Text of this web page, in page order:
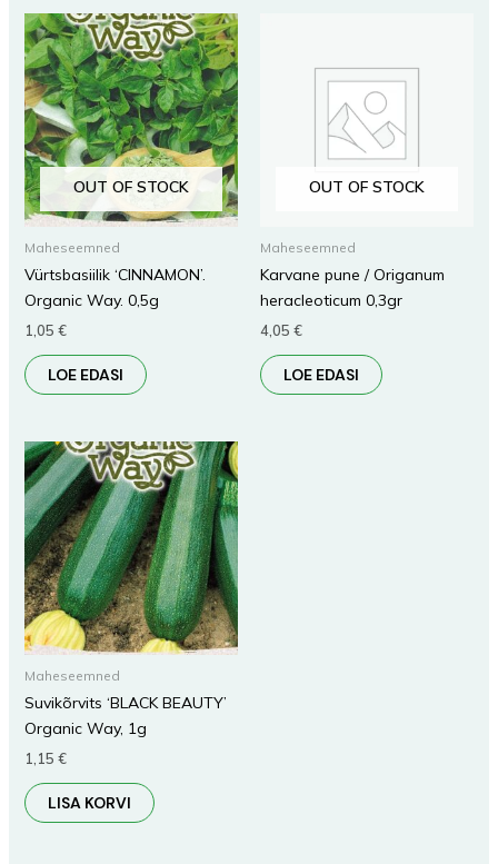
OUT OF STOCK
Maheseemned
Vürtsbasiilik ‘CINNAMON’.
Organic Way. 0,5g
1,05 €
LOE EDASI
OUT OF STOCK
Maheseemned
Karvane pune / Origanum
heracleoticum 0,3gr
4,05 €
LOE EDASI
Maheseemned
Suvikõrvits ‘BLACK BEAUTY’
Organic Way, 1g
1,15 €
LISA KORVI